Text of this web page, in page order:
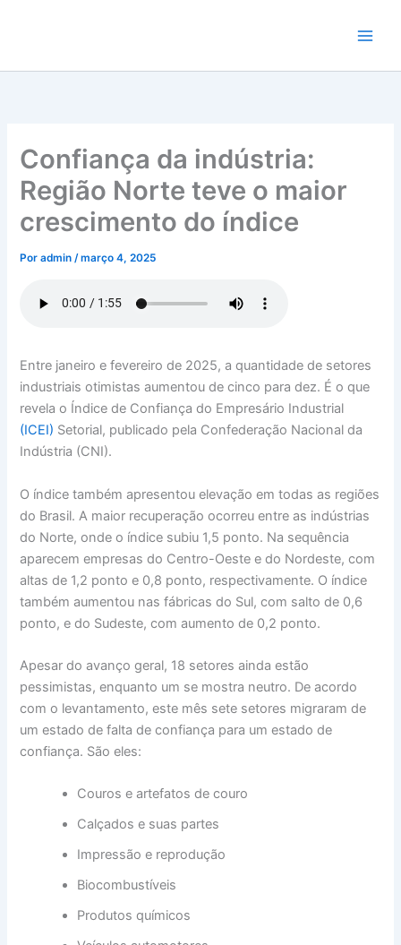
conteúdo
Confiança da indústria:
Região Norte teve o maior
crescimento do índice
Poradmin/março 4, 2025
Entre janeiro e fevereiro de 2025, a quantidade de setores
industriais otimistas aumentou de cinco para dez. É o que
revela o Índice de Confiança do Empresário Industrial
(ICEI) Setorial, publicado pela Confederação Nacional da
Indústria (CNI).
O índice também apresentou elevação em todas as regiões
do Brasil. A maior recuperação ocorreu entre as indústrias
do Norte, onde o índice subiu 1,5 ponto. Na sequência
aparecem empresas do Centro-Oeste e do Nordeste, com
altas de 1,2 ponto e 0,8 ponto, respectivamente. O índice
também aumentou nas fábricas do Sul, com salto de 0,6
ponto, e do Sudeste, com aumento de 0,2 ponto.
Apesar do avanço geral, 18 setores ainda estão
pessimistas, enquanto um se mostra neutro. De acordo
com o levantamento, este mês sete setores migraram de
um estado de falta de confiança para um estado de
confiança. São eles:
Couros e artefatos de couro
Calçados e suas partes
Impressão e reprodução
Biocombustíveis
Produtos químicos